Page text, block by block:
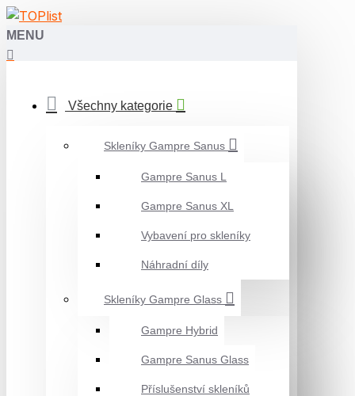
MENU
Všechny kategorie
Skleníky Gampre Sanus
Gampre Sanus L
Gampre Sanus XL
Vybavení pro skleníky
Náhradní díly
Skleníky Gampre Glass
Gampre Hybrid
Gampre Sanus Glass
Příslušenství skleníků